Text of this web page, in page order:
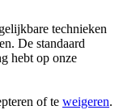
technieken
De standaard
hebt op onze
of te weigeren.